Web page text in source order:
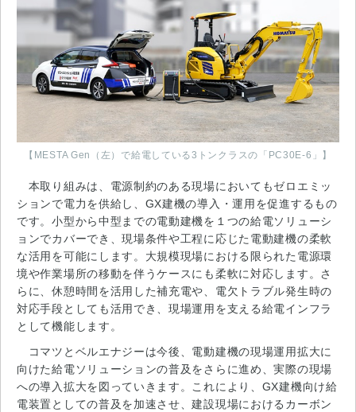
【MESTA Gen（左）で給電している3トンクラスの「PC30E-6」】
本取り組みは、電源制約のある現場においてもゼロエミッ
ションで電力を供給し、GX建機の導入・運用を促進するもの
です。小型から中型までの電動建機を１つの給電ソリューシ
ョンでカバーでき、現場条件や工程に応じた電動建機の柔軟
な活用を可能にします。大規模現場における限られた電源環
境や作業場所の移動を伴うケースにも柔軟に対応します。さ
らに、休憩時間を活用した補充電や、電欠トラブル発生時の
対応手段としても活用でき、現場運用を支える給電インフラ
として機能します。
コマツとベルエナジーは今後、電動建機の現場運用拡大に
向けた給電ソリューションの普及をさらに進め、実際の現場
への導入拡大を図っていきます。これにより、GX建機向け給
電装置としての普及を加速させ、建設現場におけるカーボン